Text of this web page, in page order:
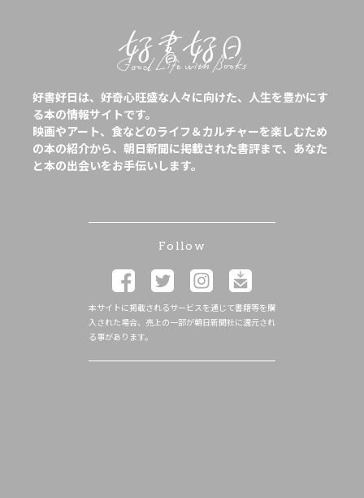
好書好日は、好奇心旺盛な人々に向けた、人生を豊かにす
る本の情報サイトです。
映画やアート、食などのライフ＆カルチャーを楽しむため
の本の紹介から、朝日新聞に掲載された書評まで、あなた
と本の出会いをお手伝いします。
Follow
本サイトに掲載されるサービスを通じて書籍等を購
入された場合、売上の一部が朝日新聞社に還元され
る事があります。